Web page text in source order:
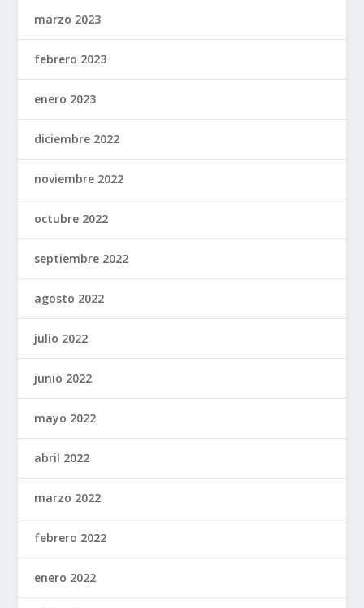
marzo 2023
febrero 2023
enero 2023
diciembre 2022
noviembre 2022
octubre 2022
septiembre 2022
agosto 2022
julio 2022
junio 2022
mayo 2022
abril 2022
marzo 2022
febrero 2022
enero 2022